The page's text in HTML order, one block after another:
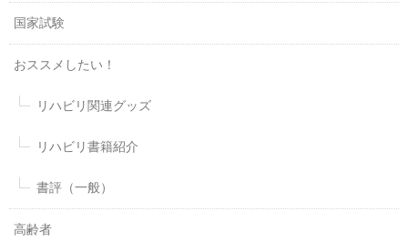
国家試験
おススメしたい！
リハビリ関連グッズ
リハビリ書籍紹介
書評（一般）
高齢者